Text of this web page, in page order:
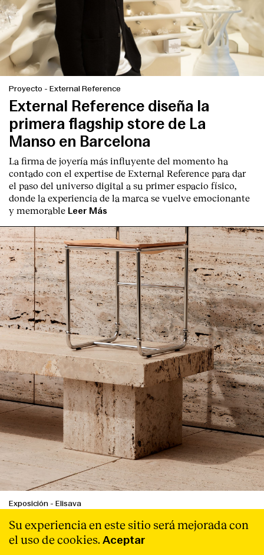
Proyecto - External Reference
External Reference diseña la
primera flagship store de La
Manso en Barcelona
La firma de joyería más influyente del momento ha
contado con el expertise de External Reference para dar
el paso del universo digital a su primer espacio físico,
donde la experiencia de la marca se vuelve emocionante
y memorable Leer Más
Exposición - Elisava
Elisava: Design for future needs
Siete originales proyectos de Elisava reinterpretan de
Su experiencia en este sitio será mejorada con
el uso de cookies. Aceptar